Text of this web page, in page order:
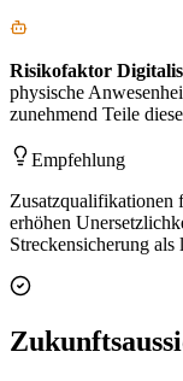
Risikofaktor
physische
zunehmend Teile
Empfehlung
Zusatzqualifikationen
erhöhen
Streckensicherung